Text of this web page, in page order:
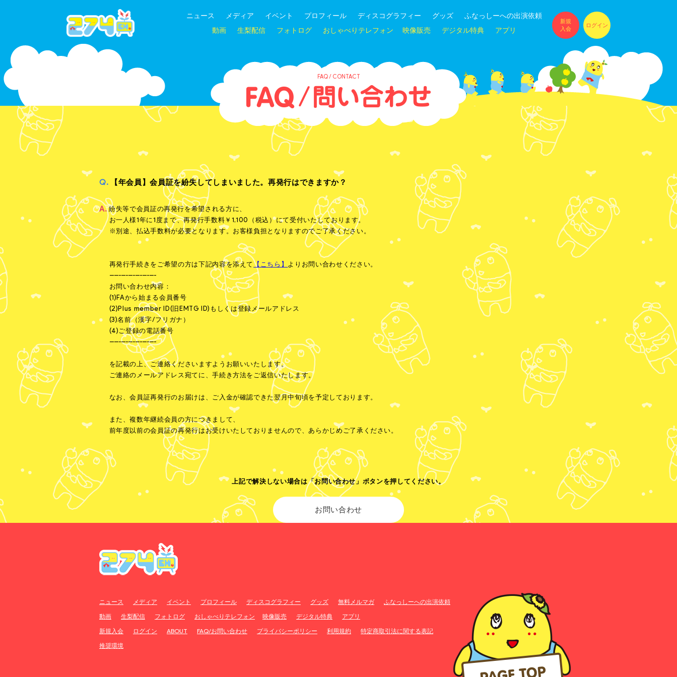
ニュース メディア イベント プロフィール ディスコグラフィー グッズ
ふなっしーへの出演依頼
動画
生梨配信 フォトログ おしゃべりテレフォン 映像販売 デジタル特典 アプリ
新規
入会
ログイン
FAQ / CONTACT
Q. 【年会員】会員証を紛失してしまいました。再発行はできますか？
A.紛失等で会員証の再発行を希望される方に、
お一人様1年に1度まで、再発行手数料￥1,100（税込）にて受付いたしております。
※別途、払込手数料が必要となります。お客様負担となりますのでご了承ください。
再発行手続きをご希望の方は下記内容を添えて 【こちら】 よりお問い合わせください。
--------------------
お問い合わせ内容：
(1)FAから始まる会員番号
(2)Plus member ID(旧EMTG ID)もしくは登録メールアドレス
(3)名前（漢字/フリガナ）
(4)ご登録の電話番号
--------------------
を記載の上、ご連絡くださいますようお願いいたします。
ご連絡のメールアドレス宛てに、手続き方法をご返信いたします。
なお、会員証再発行のお届けは、ご入金が確認できた翌月中旬頃を予定しております。
また、複数年継続会員の方につきまして、
前年度以前の会員証の再発行はお受けいたしておりませんので、あらかじめご了承ください。
上記で解決しない場合は「お問い合わせ」ボタンを押してください。
お問い合わせ
ニュース メディア イベント プロフィール ディスコグラフィー グッズ 無料メルマガ
ふなっしーへの出演依頼
動画
生梨配信 フォトログ おしゃべりテレフォン 映像販売 デジタル特典
アプリ
新規入会
ログイン ABOUT FAQ/お問い合わせ プライバシーポリシー 利用規約
特定商取引法に関する表記
推奨環境